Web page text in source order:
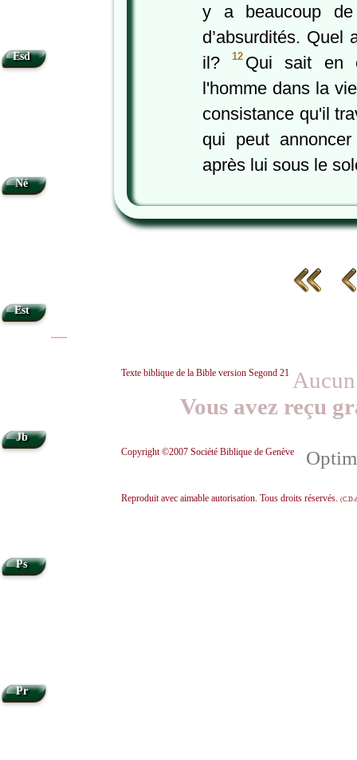
y a beaucoup
d’absurdités. Quel
il?12 Qui sait en
l'homme dans la
consistance qu'il
qui peut
après lui sous le
Texte biblique de la Bible version Segond 21
Vous avez reçu
Copyright ©2007 Société Biblique de Genève
Reproduit avec aimable autorisation. Tous droits réservés.
Esd
Né
Est
Jb
Ps
Pr